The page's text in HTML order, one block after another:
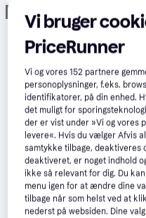
Annonce
Vi bruger
PriceRunner
Vi og vores152 partnere
personoplysninger, f.eks.
identifikatorer, på din enhed.
det muligt for
der er vist under »Vi og vores
levere«. Hvis du vælger Afvis
samtykke tilbage, deaktiveres
deaktiveret, er noget indhold
ikke så relevant for dig. Du
menu igen for at ændre dine
tilbage når som helst ved at
nederst på websiden. Dine